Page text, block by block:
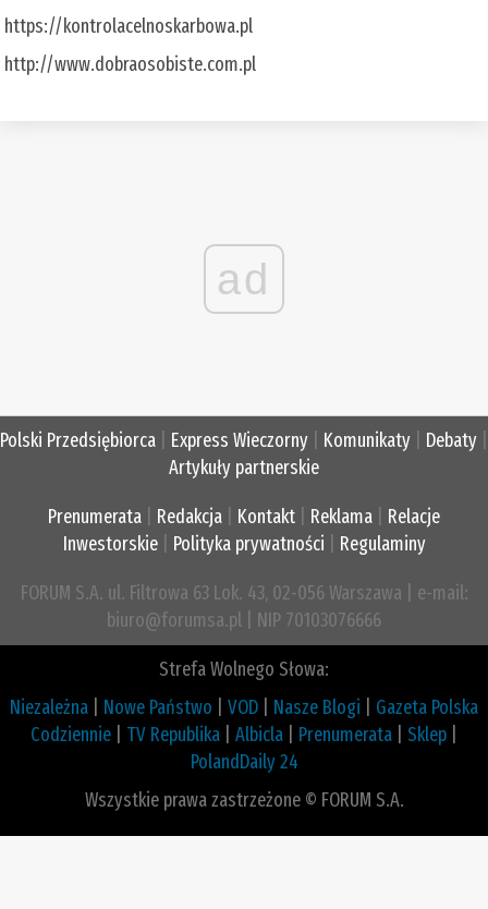
https://kontrolacelnoskarbowa.pl
http://www.dobraosobiste.com.pl
ad
Polski Przedsiębiorca Express Wieczorny Komunikaty Debaty
Artykuły partnerskie
Prenumerata Redakcja Kontakt Reklama
Relacje
Inwestorskie| Polityka prywatności Regulaminy
FORUM S.A. ul. Filtrowa 63 Lok. 43, 02-056 Warszawa | e-mail:
biuro@forumsa.pl | NIP 70103076666
Strefa Wolnego Słowa:
Niezależna
Nowe Państwo VOD Nasze Blogi
Gazeta Polska
Codziennie
TV Republika Albicla Prenumerata Sklep
PolandDaily 24
Wszystkie prawa zastrzeżone © FORUM S.A.